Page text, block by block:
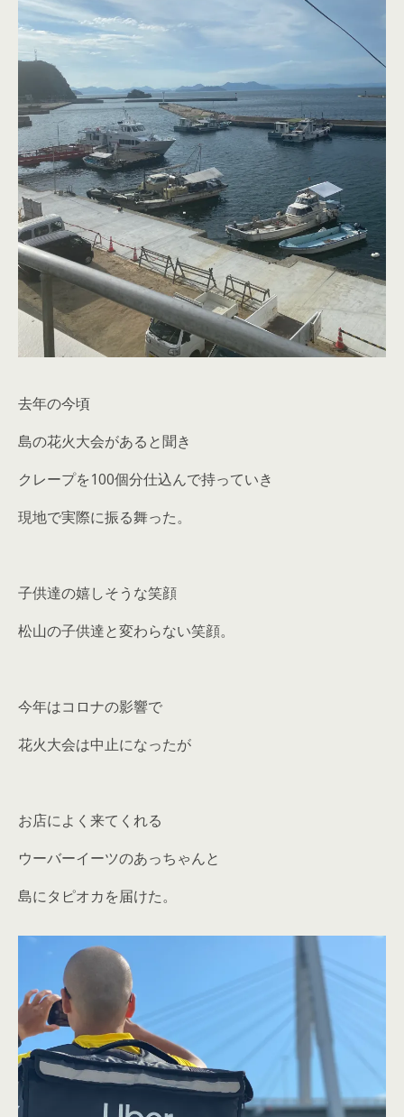
去年の今頃
島の花火大会があると聞き
クレープを100個分仕込んで持っていき
現地で実際に振る舞った。
子供達の嬉しそうな笑顔
松山の子供達と変わらない笑顔。
今年はコロナの影響で
花火大会は中止になったが
お店によく来てくれる
ウーバーイーツのあっちゃんと
島にタピオカを届けた。